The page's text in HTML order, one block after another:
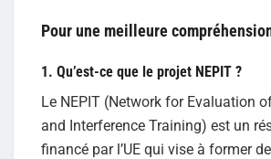
Pour une meilleure
1. Qu’est-ce que le projet NEPIT ?
Le NEPIT (Network for Evaluation
and Interference Training) est un
financé par l’UE qui vise à former